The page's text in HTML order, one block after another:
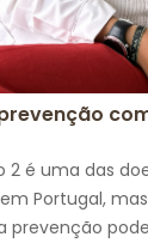
2 é uma das
Portugal,
prevenção pode